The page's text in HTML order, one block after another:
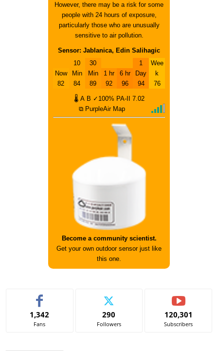
However, there may be a risk for some
people with 24 hours of exposure,
particularly those who are unusually
sensitive to air pollution.
Sensor: Jablanica, Edin Salihagic
Now
82
10
Min
84
30
Min
89
1 hr
92
6 hr
96
1
Day
94
Wee
k
76
🌡 A B ✓100% PA-II 7.02
⧉ PurpleAir Map
Become a community scientist.
Get your own outdoor sensor just like
this one.
1,342
Fans
290
Followers
120,301
Subscribers